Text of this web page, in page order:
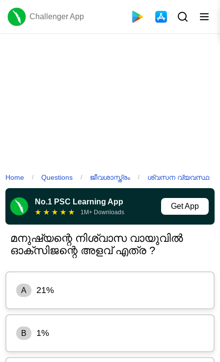
Challenger App
Home / Questions / ജീവശാസ്ത്രം / ശ്വസന വ്യവസ്ഥ
No.1 PSC Learning App
★ ★ ★ ★ ★ 1M+ Downloads
Get App
മനുഷ്യന്റെ നിശ്വാസ വായുവിൽ
ഓക്സിജന്റെ അളവ് എത്ര ?
A 21%
B 1%